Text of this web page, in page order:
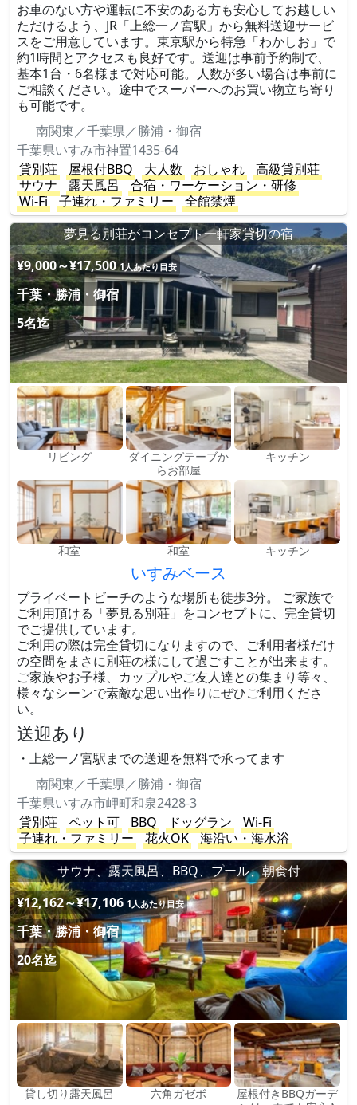
お車のない方や運転に不安のある方も安心してお越しい
ただけるよう、JR「上総一ノ宮駅」から無料送迎サービ
スをご用意しています。東京駅から特急「わかしお」で
約1時間とアクセスも良好です。送迎は事前予約制で、
基本1台・6名様まで対応可能。人数が多い場合は事前に
ご相談ください。途中でスーパーへのお買い物立ち寄り
も可能です。
南関東／千葉県／勝浦・御宿
千葉県いすみ市神置1435-64
貸別荘
屋根付BBQ 大人数 おしゃれ
高級貸別荘
サウナ
露天風呂
合宿・ワーケーション・研修
Wi-Fi
子連れ・ファミリー
全館禁煙
夢見る別荘がコンセプト一軒家貸切の宿
¥9,000～¥17,500 1人あたり目安
千葉・勝浦・御宿
5名迄
リビング
ダイニングテーブか
らお部屋
キッチン
和室 和室 キッチン
いすみベース
プライベートビーチのような場所も徒歩3分。 ご家族で
ご利用頂ける「夢見る別荘」をコンセプトに、完全貸切
でご提供しています。
ご利用の際は完全貸切になりますので、ご利用者様だけ
の空間をまさに別荘の様にして過ごすことが出来ます。
ご家族やお子様、カップルやご友人達との集まり等々、
様々なシーンで素敵な思い出作りにぜひご利用くださ
い。
送迎あり
・上総一ノ宮駅までの送迎を無料で承ってます
南関東／千葉県／勝浦・御宿
千葉県いすみ市岬町和泉2428-3
貸別荘
ペット可 BBQ ドッグラン
Wi-Fi
子連れ・ファミリー
花火OK
海沿い・海水浴
サウナ、露天風呂、BBQ、プール、朝食付
¥12,162～¥17,106 1人あたり目安
千葉・勝浦・御宿
20名迄
貸し切り露天風呂 六角ガゼボ
屋根付きBBQガーデ